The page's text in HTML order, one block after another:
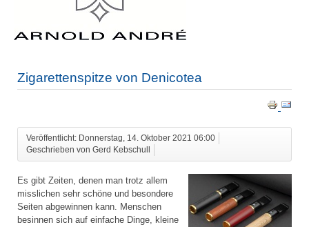
Zigarettenspitze von Denicotea
Veröffentlicht: Donnerstag, 14. Oktober 2021 06:00
Geschrieben von Gerd Kebschull
Es gibt Zeiten, denen man trotz allem
misslichen sehr schöne und besondere
Seiten abgewinnen kann. Menschen
besinnen sich auf einfache Dinge, kleine